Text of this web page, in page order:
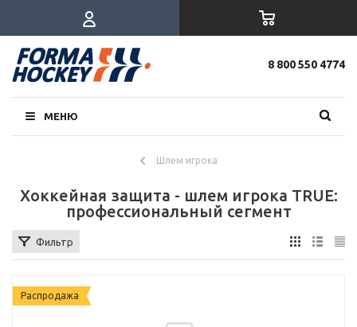
8 800 550 4774
МЕНЮ
Шлем игрока
Хоккейная защита - шлем игрока TRUE:
профессиональный сегмент
Фильтр
Распродажа